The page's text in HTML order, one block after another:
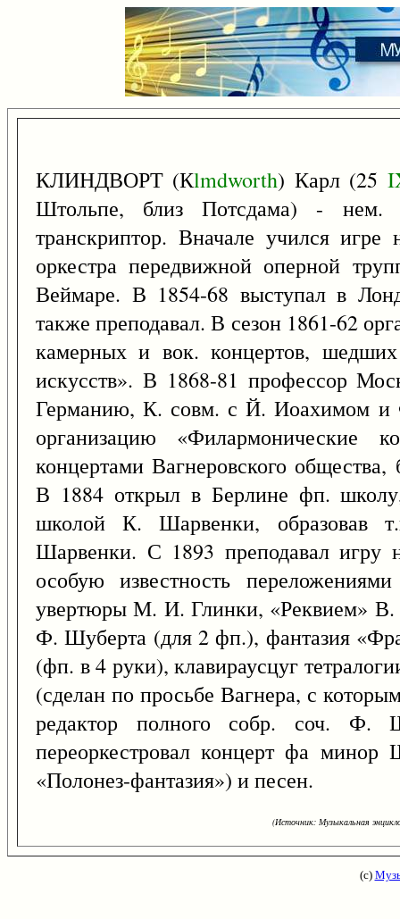
КЛИНДВОРТ (Кlmdworth) Карл (25
Штольпе, близ Потсдама) - нем.
транскриптор. Вначале учился
оркестра передвижной оперной
Веймаре. В 1854-68 выступал в
также преподавал. В сезон 1861-62
камерных и вок. концертов,
искусств». В 1868-81 профессор
Германию, К. совм. с Й. Иоахимом и
организацию «Филармонические
концертами Вагнеровского
В 1884 открыл в Берлине фп.
школой К. Шарвенки, образовав
Шарвенки. С 1893 преподавал
особую известность
увертюры М. И. Глинки, «Реквием»
Ф. Шуберта (для 2 фп.), фантазия
(фп. в 4 руки), клавираусцуг
(сделан по просьбе Вагнера, с
редактор полного собр. соч. Ф.
переоркестровал концерт фа
«Полонез-фантазия») и песен.
(Источник: Музыкальная
(с)